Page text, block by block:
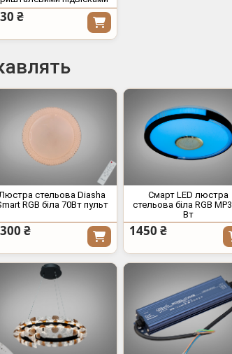
₴
стельова Diasha
RGB біла 70Вт пульт
₴
Смарт LED люстра
стельова біла RGB
Вт
1450 ₴